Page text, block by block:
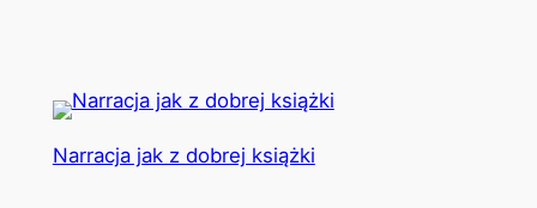
Narracja jak z dobrej książki